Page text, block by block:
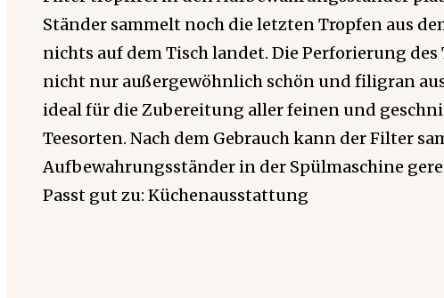
Ständer sammelt noch die letzten Tropfen aus
nichts auf dem Tisch landet. Die Perforierung
nicht nur außergewöhnlich schön und filigran
ideal für die Zubereitung aller feinen und
Teesorten. Nach dem Gebrauch kann der Filter
Aufbewahrungsständer in der Spülmaschine
Passt gut zu: Küchenausstattung